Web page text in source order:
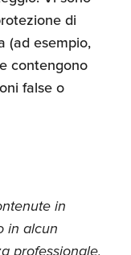
di
(ad esempio,
contengono
false o
in
in alcun